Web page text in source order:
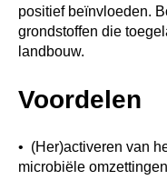
positief beïnvloeden.
grondstoffen die
landbouw.
Voordelen
• (Her)activeren van
microbiële omzettingen